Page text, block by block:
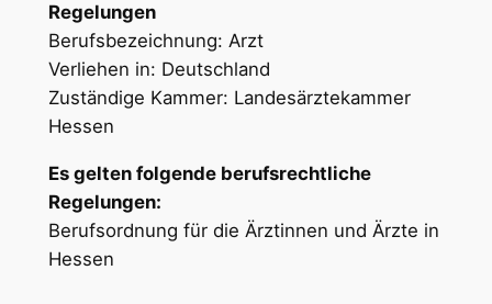
Regelungen
Berufsbezeichnung: Arzt
Verliehen in: Deutschland
Zuständige Kammer: Landesärztekammer
Hessen
Es gelten folgende berufsrechtliche
Regelungen:
Berufsordnung für die Ärztinnen und Ärzte in
Hessen